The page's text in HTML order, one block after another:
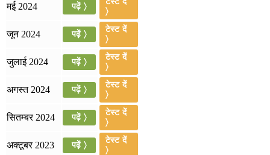
📝 डेली करेंट अफेयर्स: 16-18 जुलाई 2026
July 16, 2026
📝 डेली करेंट अफेयर्स: 13-15 जुलाई 2026
मई 2024 पढ़ें 〉
〉
जून 2024 पढ़ें 〉
टेस्ट दें
〉
जुलाई 2024 पढ़ें 〉
टेस्ट दें
〉
अगस्त 2024 पढ़ें 〉
टेस्ट दें
〉
सितम्बर 2024 पढ़ें 〉
टेस्ट दें
〉
अक्टूबर 2023 पढ़ें 〉
टेस्ट दें
〉